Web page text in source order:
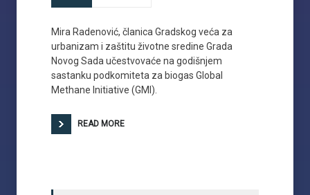
Mira Radenović, članica Gradskog veća za
urbanizam i zaštitu životne sredine Grada
Novog Sada učestvovaće na godišnjem
sastanku podkomiteta za biogas Global
Methane Initiative (GMI).
READ MORE